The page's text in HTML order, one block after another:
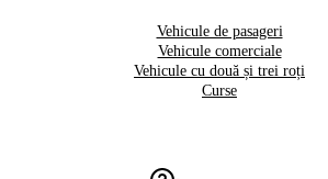
Vehicule de pasageri
Vehicule comerciale
Vehicule cu două și trei roți
Curse